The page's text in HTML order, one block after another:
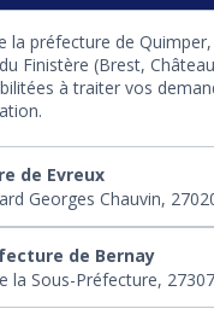
la préfecture de
Finistère (Brest,
à traiter vos
de Evreux
Georges Chauvin,
de Bernay
la Sous-Préfecture,